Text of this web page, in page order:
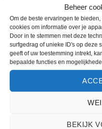
Beheer
Om de beste ervaringen te
cookies om informatie over je
Door in te stemmen met deze
surfgedrag of unieke ID's op deze
geeft of uw toestemming intrekt,
bepaalde functies en
BEKIJK
BESCHRIJVING
EXTRA INFORMATIE